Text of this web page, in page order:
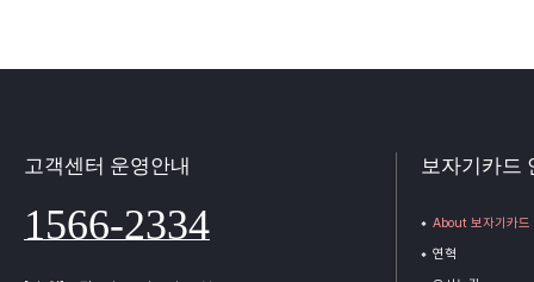
고객센터 운영안내
1566-2334
보자기카드
About 보자기카드
연혁